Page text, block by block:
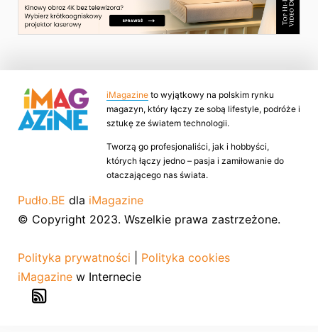
iMagazine to wyjątkowy na polskim rynku
magazyn, który łączy ze sobą lifestyle, podróże i
sztukę ze światem technologii.
Tworzą go profesjonaliści, jak i hobbyści,
których łączy jedno – pasja i zamiłowanie do
otaczającego nas świata.
Pudło.BE dla iMagazine
© Copyright 2023. Wszelkie prawa zastrzeżone.
Polityka prywatności
Polityka cookies
iMagazine w Internecie